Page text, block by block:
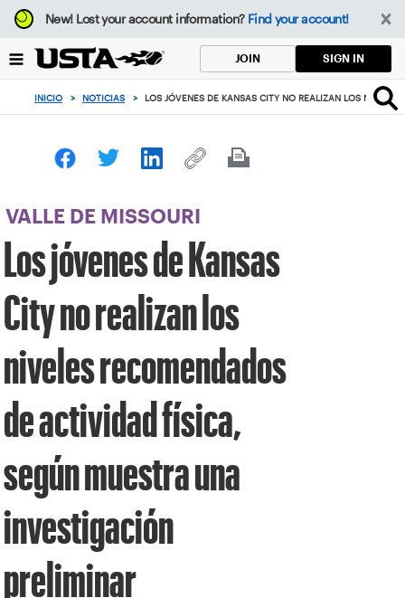
Enfoque
desde
botón
volver
principio
New!Lost your account information? Find your account!
JOIN SIGN IN
INICIO > NOTICIAS > LOS JÓVENES DE KANSAS CITY NO REALIZAN LOS
VALLE DE MISSOURI
Los jóvenes de Kansas
City no realizan los
niveles recomendados
de actividad física,
según muestra una
investigación
preliminar